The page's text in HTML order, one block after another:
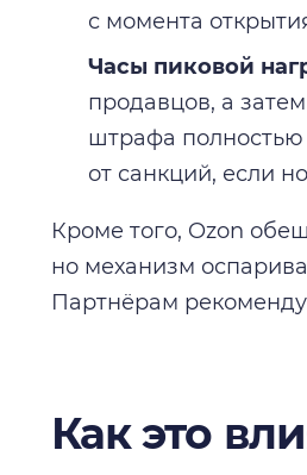
с момента
Часы пиковой
продавцов, а
штрафа полностью
от санкций, если
Кроме того, Ozon
но механизм
Партнёрам
Как это